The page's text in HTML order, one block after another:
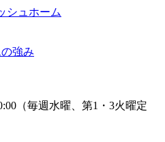
強み
（毎週水曜、第1・3火曜定